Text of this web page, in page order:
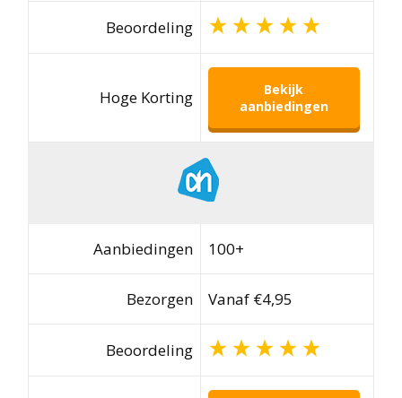
Beoordeling
Hoge Korting
Bekijk
aanbiedingen
Aanbiedingen 100+
Bezorgen Vanaf €4,95
Beoordeling